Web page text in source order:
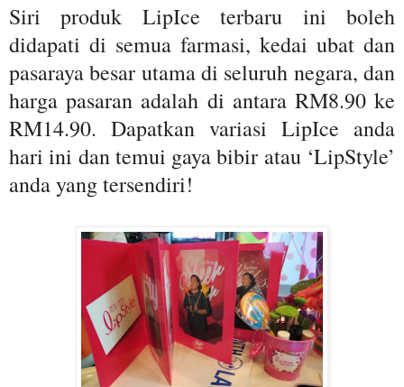
Siri produk LipIce terbaru ini boleh
didapati di semua farmasi, kedai ubat dan
pasaraya besar utama di seluruh negara, dan
harga pasaran adalah di antara RM8.90 ke
RM14.90. Dapatkan variasi LipIce anda
hari ini dan temui gaya bibir atau ‘LipStyle’
anda yang tersendiri!